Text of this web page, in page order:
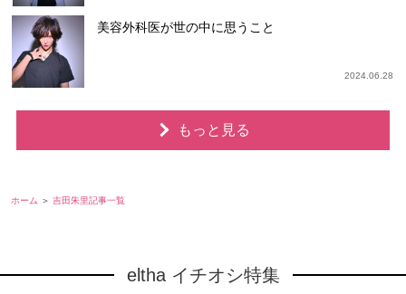
美容外科医が世の中に思うこと
2024.06.28
もっと見る
ホーム 吉田朱里記事一覧
eltha イチオシ特集